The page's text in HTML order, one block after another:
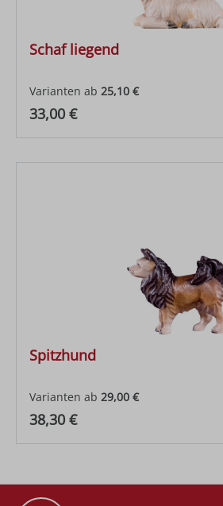
Schaf liegend
Varianten ab 25,10 €
Regulärer Preis:
33,00 €
Spitzhund
Varianten ab 29,00 €
Regulärer Preis:
38,30 €